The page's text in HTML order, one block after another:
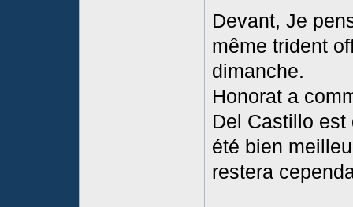
Devant, Je
même trident
dimanche.
Honorat a
Del Castillo
été bien
restera